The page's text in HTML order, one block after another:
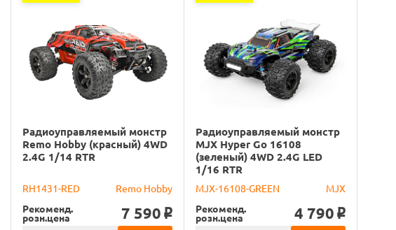
Радиоуправляемый монстр
Remo Hobby (красный) 4WD
2.4G 1/14 RTR
RH1431-RED
Remo Hobby
Рекоменд.
розн.цена 7 590 o
Радиоуправляемый монстр
MJX Hyper Go 16108
(зеленый) 4WD 2.4G LED
1/16 RTR
MJX-16108-GREEN
MJX
Рекоменд.
розн.цена 4 790 o